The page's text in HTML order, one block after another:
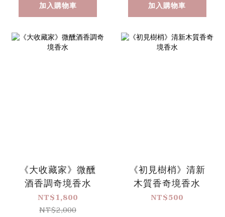
加入購物車 加入購物車
《大收藏家》微醺
酒香調奇境香水
NT$1,800
NT$2,000
《初見樹梢》清新
木質香奇境香水
NT$500